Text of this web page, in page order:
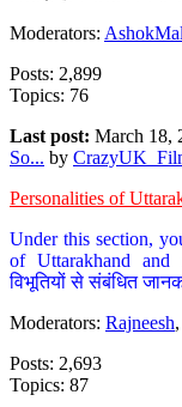
Moderators:
Posts: 2,899
Topics: 76
Last post: March 18,
So... by
Personalities of
Under this section,
of Uttarakhand and
विभूतियों से संबंधित
Moderators: Rajneesh,
Posts: 2,693
Topics: 87